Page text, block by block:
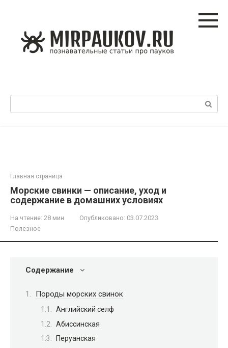
Главная страница
Морские свинки — описание, уход и
содержание в домашних условиях
На чтение: 28 мин Опубликовано: 03.07.2023
Полезное
Содержание
Породы морских свинок
Английский селф
Абиссинская
Перуанская